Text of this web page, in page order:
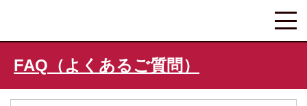
FAQ（よくあるご質問）